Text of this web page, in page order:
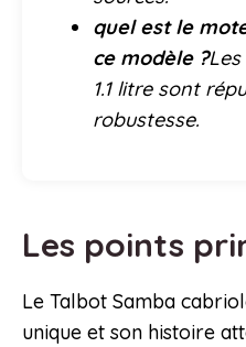
quel est le
ce modèle ?
1.1 litre sont
robustesse.
Les points
Le Talbot Samba
unique et son histoire